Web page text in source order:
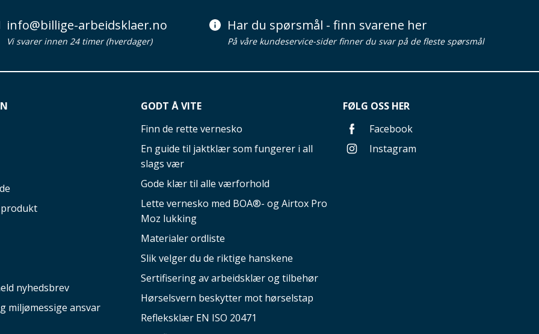
info@billige-arbeidsklaer.no
Vi svarer innen 24 timer (hverdager)
Har du spørsmål - finn svarene her
På våre kundeservice-sider finner du svar på de fleste spørsmål
nyhedsbrev
miljømessige ansvar
GODT Å VITE
Finn de rette vernesko
En guide til jaktklær som fungerer i all
slags vær
Gode klær til alle værforhold
Lette vernesko med BOA®- og Airtox Pro
Moz lukking
Materialer ordliste
Slik velger du de riktige hanskene
Sertifisering av arbeidsklær og tilbehør
Hørselsvern beskytter mot hørselstap
Refleksklær EN ISO 20471
FØLG OSS HER
Facebook
Instagram